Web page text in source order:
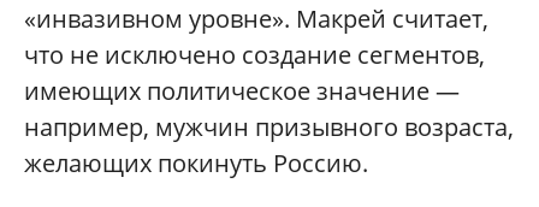
«инвазивном уровне». Макрей считает,
что не исключено создание сегментов,
имеющих политическое значение —
например, мужчин призывного возраста,
желающих покинуть Россию.